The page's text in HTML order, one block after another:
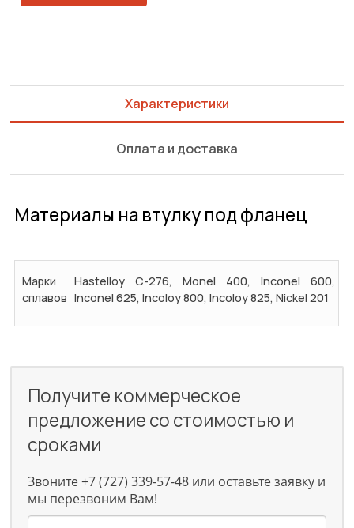
Характеристики
Оплата и доставка
Материалы на втулку под фланец
Марки
сплавов
Hastelloy C-276, Monel 400, Inconel 600,
Inconel 625, Incoloy 800, Incoloy 825, Nickel 201
Получите коммерческое
предложение со стоимостью и
сроками
Звоните +7 (727) 339-57-48 или оставьте заявку и
мы перезвоним Вам!